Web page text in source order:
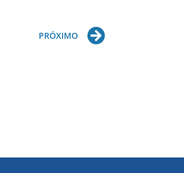
PRÓXIMO Next